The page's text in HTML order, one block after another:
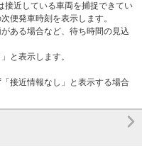
接近している車両を捕捉できてい
便発車時刻を表示します。
ある場合など、待ち時間の見込
と表示します。
接近情報なし」と表示する場合
